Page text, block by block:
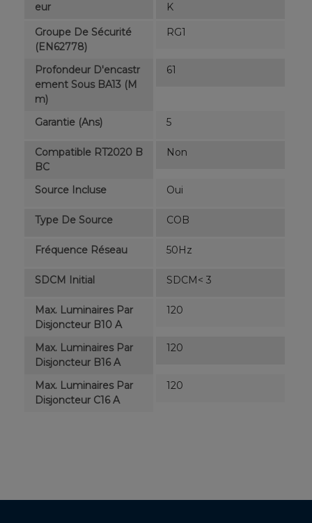
Eur
K
Groupe De Sécurité
(EN62778)
RG1
Profondeur D'encastr
Ement Sous BA13 (m
M)
61
Garantie (ans) 5
Compatible RT2020 B
BC
Non
Source Incluse Oui
Type De Source COB
Fréquence Réseau 50Hz
SDCM Initial SDCM< 3
Max. Luminaires Par
Disjoncteur B10 A
120
Max. Luminaires Par
Disjoncteur B16 A
120
Max. Luminaires Par
Disjoncteur C16 A
120